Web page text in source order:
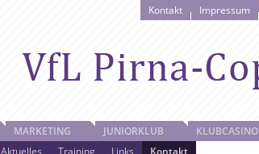
Kontakt Impressum
Aktuelles Training Links Kontakt
MARKETING JUNIORKLUB KLUBCASINO